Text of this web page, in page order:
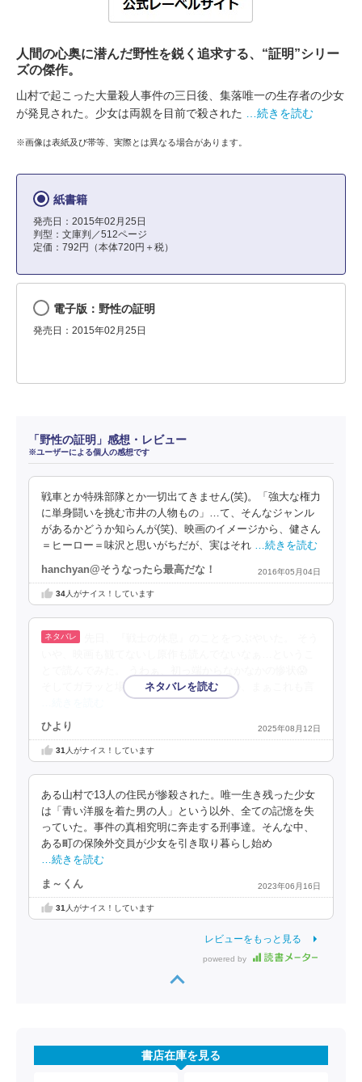
人間の心奥に潜んだ野性を鋭く追求する、“証明”シリー
ズの傑作。
山村で起こった大量殺人事件の三日後、集落唯一の生存者の少女
が発見された。少女は両親を目前で殺された
…続きを読む
※画像は表紙及び帯等、実際とは異なる場合があります。
紙書籍
発売日：2015年02月25日
判型：文庫判／512ページ
定価：792円（本体720円＋税）
電子版：野性の証明
発売日：2015年02月25日
「野性の証明」感想・レビュー
※ユーザーによる個人の感想です
戦車とか特殊部隊とか一切出てきません(笑)。「強大な権力
に単身闘いを挑む市井の人物もの」…て、そんなジャンル
があるかどうか知らんが(笑)、映画のイメージから、健さん
＝ヒーロー＝味沢と思いがちだが、実はそれ …続きを読む
hanchyan@そうなったら最高だな！ 2016年05月04日
34人がナイス！しています
そしてガラッと場面が切り替わり、某市の、まぁこれも言
ひより 2025年08月12日
31 人がナイス！しています
ある山村で13人の住民が惨殺された。唯一生き残った少女
は「青い洋服を着た男の人」という以外、全ての記憶を失
っていた。事件の真相究明に奔走する刑事達。そんな中、
ある町の保険外交員が少女を引き取り暮らし始め
…続きを読む
ま～くん 2023年06月16日
31 人がナイス！しています
レビューをもっと見る
powered by
書店在庫を見る